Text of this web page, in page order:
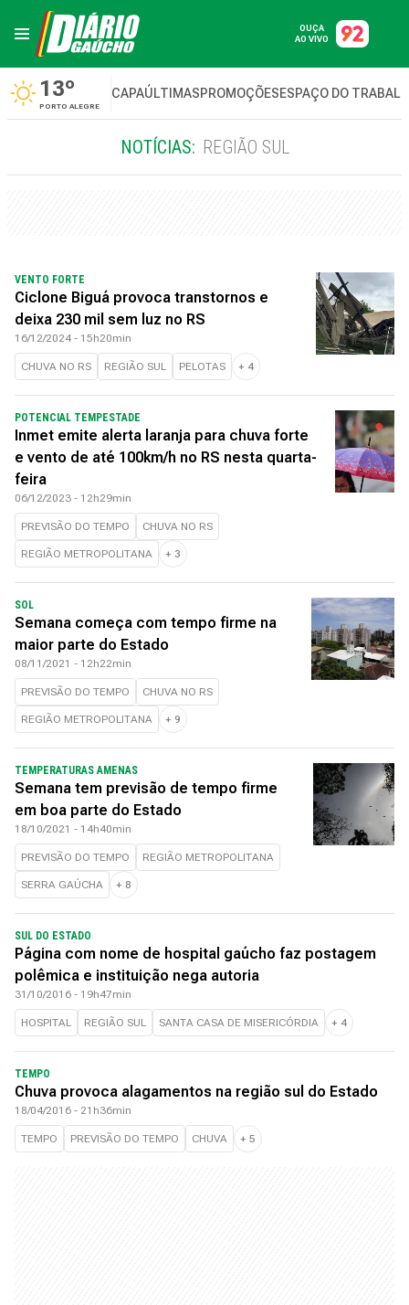
OUÇA
AO VIVO
13º
PORTO ALEGRE
CAPAÚLTIMASPROMOÇÕESESPAÇO DO
NOTÍCIAS: REGIÃO SUL
VENTO FORTE
Ciclone Biguá provoca transtornos e
deixa 230 mil sem luz no RS
16/12/2024 - 15h20min
CHUVA NO RS REGIÃO SUL PELOTAS + 4
POTENCIAL TEMPESTADE
Inmet emite alerta laranja para chuva forte
e vento de até 100km/h no RS nesta quarta-
feira
06/12/2023 - 12h29min
PREVISÃO DO TEMPO CHUVA NO RS
REGIÃO METROPOLITANA + 3
SOL
Semana começa com tempo firme na
maior parte do Estado
08/11/2021 - 12h22min
PREVISÃO DO TEMPO CHUVA NO RS
REGIÃO METROPOLITANA + 9
TEMPERATURAS AMENAS
Semana tem previsão de tempo firme
em boa parte do Estado
18/10/2021 - 14h40min
PREVISÃO DO TEMPO REGIÃO METROPOLITANA
SERRA GAÚCHA + 8
SUL DO ESTADO
Página com nome de hospital gaúcho faz postagem
polêmica e instituição nega autoria
31/10/2016 - 19h47min
HOSPITAL REGIÃO SUL SANTA CASA DE MISERICÓRDIA + 4
TEMPO
Chuva provoca alagamentos na região sul do Estado
18/04/2016 - 21h36min
TEMPO PREVISÃO DO TEMPO CHUVA + 5